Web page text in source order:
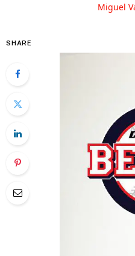
Miguel
SHARE